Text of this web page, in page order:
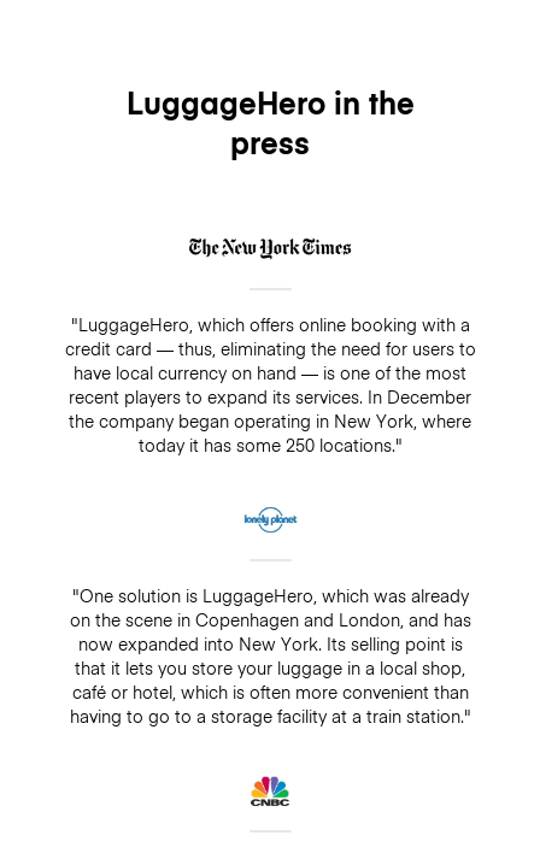
cover your bags for up to $3,000/€2500 while being
stored. On the other hand, if you decide not to add
insurance, there is always a guarantee of $500. Make
sure you do not pay cash in a drop-off/pick-up shop,
LuggageHero in the
press
"LuggageHero, which offers online booking with a
credit card — thus, eliminating the need for users to
have local currency on hand — is one of the most
recent players to expand its services. In December
the company began operating in New York, where
today it has some 250 locations."
"One solution is LuggageHero, which was already
on the scene in Copenhagen and London, and has
now expanded into New York. Its selling point is
that it lets you store your luggage in a local shop,
café or hotel, which is often more convenient than
having to go to a storage facility at a train station."